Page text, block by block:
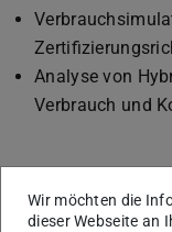
Analyse von
Verbrauch und
Tieftemperatur-
Wir möchten die
dieser Webseite an